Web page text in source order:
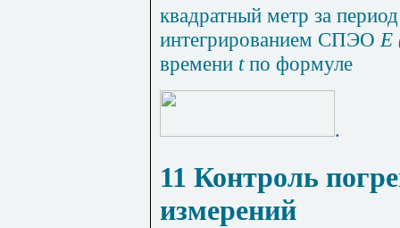
квадратный метр за период
интегрированием СПЭО Е
времени t по формуле
.
11 Контроль
измерений